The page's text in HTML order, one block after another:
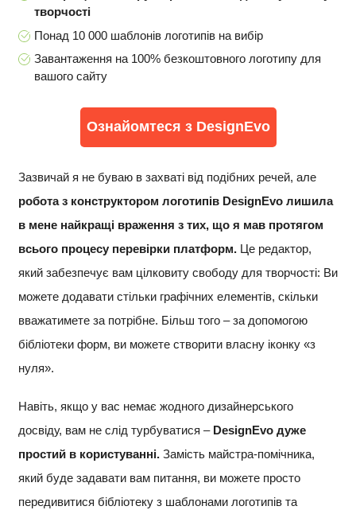
творчості
Понад 10 000 шаблонів логотипів на вибір
Завантаження на 100% безкоштовного логотипу для
вашого сайту
Ознайомтеся з DesignEvo
Зазвичай я не буваю в захваті від подібних речей, але
робота з конструктором логотипів DesignEvo лишила
в мене найкращі враження з тих, що я мав протягом
всього процесу перевірки платформ. Це редактор,
який забезпечує вам цілковиту свободу для творчості: Ви
можете додавати стільки графічних елементів, скільки
вважатимете за потрібне. Більш того – за допомогою
бібліотеки форм, ви можете створити власну іконку «з
нуля».
Навіть, якщо у вас немає жодного дизайнерського
досвіду, вам не слід турбуватися – DesignEvo дуже
простий в користуванні. Замість майстра-помічника,
який буде задавати вам питання, ви можете просто
передивитися бібліотеку з шаблонами логотипів та